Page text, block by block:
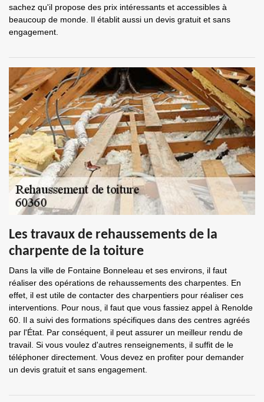
sachez qu'il propose des prix intéressants et accessibles à
beaucoup de monde. Il établit aussi un devis gratuit et sans
engagement.
Les travaux de rehaussements de la
charpente de la toiture
Dans la ville de Fontaine Bonneleau et ses environs, il faut
réaliser des opérations de rehaussements des charpentes. En
effet, il est utile de contacter des charpentiers pour réaliser ces
interventions. Pour nous, il faut que vous fassiez appel à Renolde
60. Il a suivi des formations spécifiques dans des centres agréés
par l'État. Par conséquent, il peut assurer un meilleur rendu de
travail. Si vous voulez d'autres renseignements, il suffit de le
téléphoner directement. Vous devez en profiter pour demander
un devis gratuit et sans engagement.